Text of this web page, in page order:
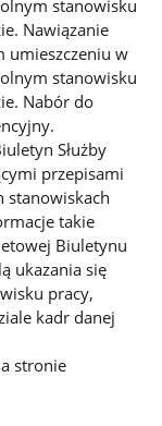
stanowisku
Nawiązanie
umieszczeniu w
stanowisku
Nabór do
Służby
przepisami
stanowiskach
takie
Biuletynu
ukazania się
pracy,
kadr danej
stronie